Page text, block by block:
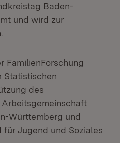
Baden-
und wird zur
FamilienForschung
Statistischen
des
Arbeitsgemeinschaft
Württemberg und
für Jugend und Soziales